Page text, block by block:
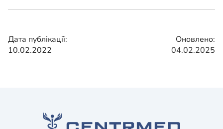
Дата публікації:
10.02.2022
Оновлено:
04.02.2025